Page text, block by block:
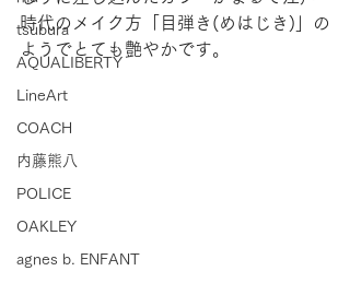
tsubura
AQUALIBERTY
LineArt
COACH
内藤熊八
POLICE
OAKLEY
agnes b. ENFANT
時代のメイク方「目弾き(めはじき)」の
ようでとても艶やかです。